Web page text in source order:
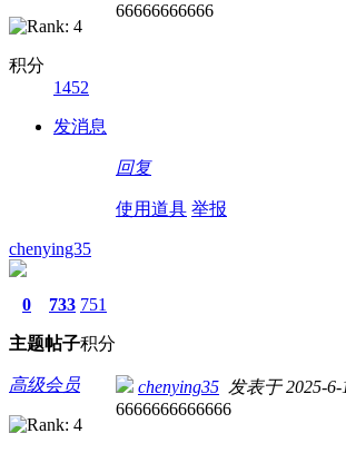
积分
1452
发消息
66666666666
回复
使用道具 举报
chenying35
0
主题
733
帖子
751
积分
高级会员 chenying35 发表于 2025-6-
6666666666666